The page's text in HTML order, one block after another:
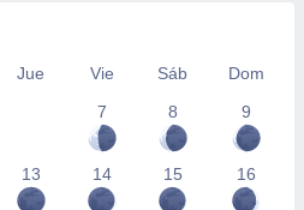
Jue Vie Sáb
Dom
7
8 9
13 14 15 16